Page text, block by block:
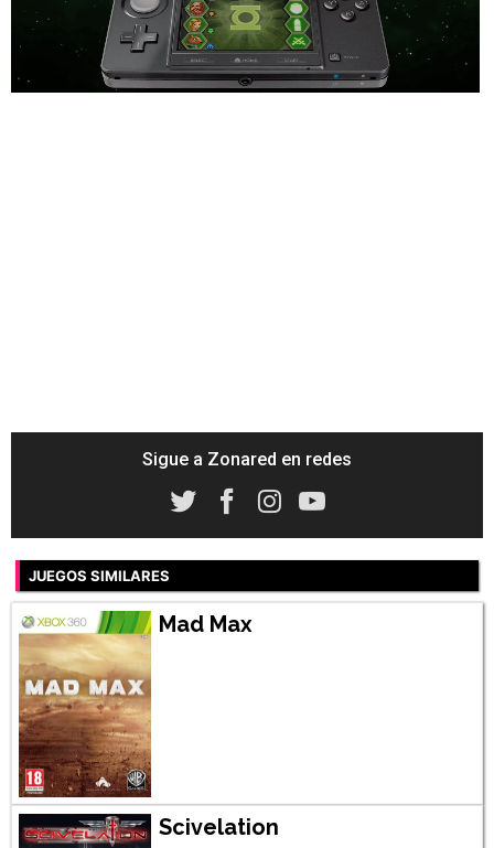
Unmute /
Loaded:
58.37%
Sigue a Zonared en redes
JUEGOS SIMILARES
Mad Max
Scivelation